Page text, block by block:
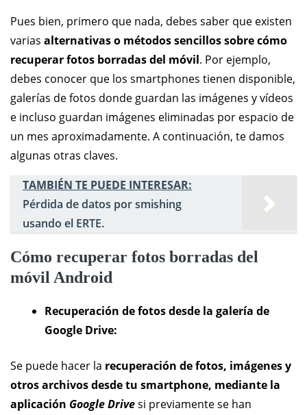
Pues bien, primero que nada, debes saber que existen
varias alternativas o métodos sencillos sobre cómo
recuperar fotos borradas del móvil. Por ejemplo,
debes conocer que los smartphones tienen disponible,
galerías de fotos donde guardan las imágenes y vídeos
e incluso guardan imágenes eliminadas por espacio de
un mes aproximadamente. A continuación, te damos
algunas otras claves.
TAMBIÉN TE PUEDE INTERESAR:
Pérdida de datos por smishing
usando el ERTE.
Cómo recuperar fotos borradas del
móvil Android
Recuperación de fotos desde la galería de
Google Drive:
Se puede hacer la recuperación de fotos, imágenes y
otros archivos desde tu smartphone, mediante la
aplicación Google Drivesi previamente se han